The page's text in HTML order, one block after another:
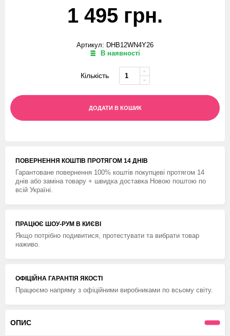
1 495 грн.
Артикул: DHB12WN4Y26
В наявності
Кількість
ДОДАТИ В КОШИК
ПОВЕРНЕННЯ КОШТIВ ПРОТЯГОМ 14 ДНIВ
Гарантоване повернення 100% коштів покупцеві протягом 14
днів або заміна товару + швидка доставка Новою поштою по
всій Україні.
ПРАЦЮЄ ШОУ-РУМ В КИЄВІ
Якщо потрібно подивитися, протестувати та вибрати товар
наживо.
ОФІЦІЙНА ГАРАНТІЯ ЯКОСТІ
Працюємо напряму з офіційними виробниками по всьому світу.
ОПИС